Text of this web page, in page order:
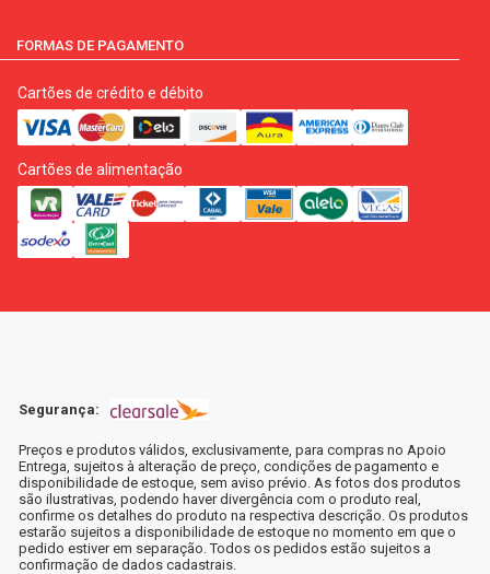
FORMAS DE PAGAMENTO
Cartões de crédito e débito
Cartões de alimentação
Segurança:
Preços e produtos válidos, exclusivamente, para compras no Apoio
Entrega, sujeitos à alteração de preço, condições de pagamento e
disponibilidade de estoque, sem aviso prévio. As fotos dos produtos
são ilustrativas, podendo haver divergência com o produto real,
confirme os detalhes do produto na respectiva descrição. Os produtos
estarão sujeitos a disponibilidade de estoque no momento em que o
pedido estiver em separação. Todos os pedidos estão sujeitos a
confirmação de dados cadastrais.